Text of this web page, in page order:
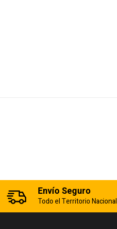
Envío Seguro
Todo el Territorio Nacional